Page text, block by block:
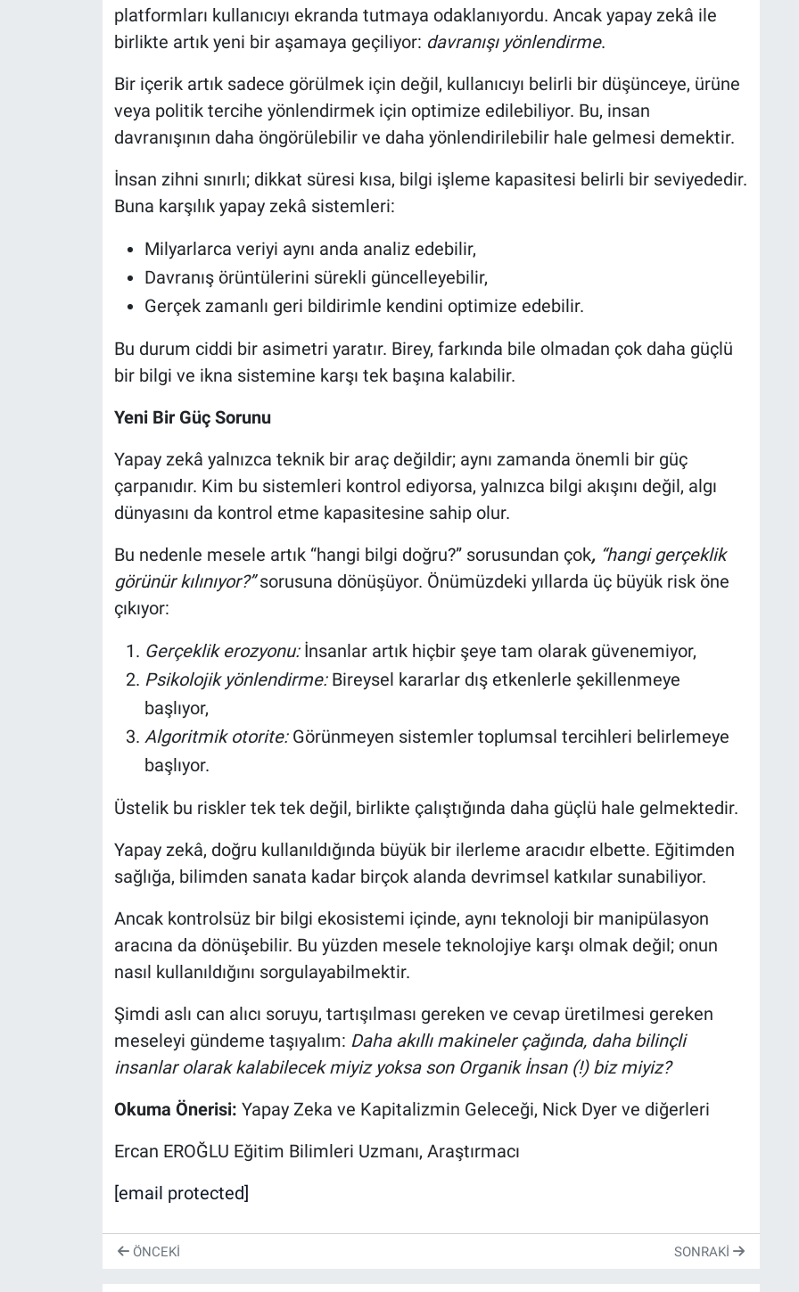
platformları kullanıcıyı ekranda tutmaya odaklanıyordu. Ancak yapay zekâ ile
birlikte artık yeni bir aşamaya geçiliyor: davranışı yönlendirme.
Bir içerik artık sadece görülmek için değil, kullanıcıyı belirli bir düşünceye, ürüne
veya politik tercihe yönlendirmek için optimize edilebiliyor. Bu, insan
davranışının daha öngörülebilir ve daha yönlendirilebilir hale gelmesi demektir.
İnsan zihni sınırlı; dikkat süresi kısa, bilgi işleme kapasitesi belirli bir seviyededir.
Buna karşılık yapay zekâ sistemleri:
Milyarlarca veriyi aynı anda analiz edebilir,
Davranış örüntülerini sürekli güncelleyebilir,
Gerçek zamanlı geri bildirimle kendini optimize edebilir.
Bu durum ciddi bir asimetri yaratır. Birey, farkında bile olmadan çok daha güçlü
bir bilgi ve ikna sistemine karşı tek başına kalabilir.
Yeni Bir Güç Sorunu
Yapay zekâ yalnızca teknik bir araç değildir; aynı zamanda önemli bir güç
çarpanıdır. Kim bu sistemleri kontrol ediyorsa, yalnızca bilgi akışını değil, algı
dünyasını da kontrol etme kapasitesine sahip olur.
Bu nedenle mesele artık “hangi bilgi doğru?” sorusundan çok, “hangi gerçeklik
görünür kılınıyor?”sorusuna dönüşüyor. Önümüzdeki yıllarda üç büyük risk öne
çıkıyor:
Gerçeklik erozyonu:İnsanlar artık hiçbir şeye tam olarak güvenemiyor,
Psikolojik yönlendirme:Bireysel kararlar dış etkenlerle şekillenmeye
başlıyor,
Algoritmik otorite:Görünmeyen sistemler toplumsal tercihleri belirlemeye
başlıyor.
Üstelik bu riskler tek tek değil, birlikte çalıştığında daha güçlü hale gelmektedir.
Yapay zekâ, doğru kullanıldığında büyük bir ilerleme aracıdır elbette. Eğitimden
sağlığa, bilimden sanata kadar birçok alanda devrimsel katkılar sunabiliyor.
Ancak kontrolsüz bir bilgi ekosistemi içinde, aynı teknoloji bir manipülasyon
aracına da dönüşebilir. Bu yüzden mesele teknolojiye karşı olmak değil; onun
nasıl kullanıldığını sorgulayabilmektir.
Şimdi aslı can alıcı soruyu, tartışılması gereken ve cevap üretilmesi gereken
meseleyi gündeme taşıyalım: Daha akıllı makineler çağında, daha bilinçli
insanlar olarak kalabilecek miyiz yoksa son Organik İnsan (!) biz miyiz?
Okuma Önerisi: Yapay Zeka ve Kapitalizmin Geleceği, Nick Dyer ve diğerleri
Ercan EROĞLU Eğitim Bilimleri Uzmanı, Araştırmacı
[email protected]
ÖNCEKI SONRAKI